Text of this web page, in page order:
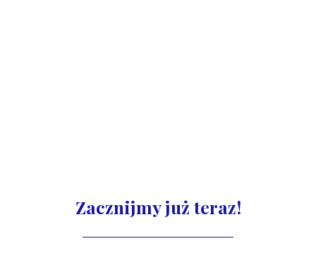
Zacznijmy już teraz!